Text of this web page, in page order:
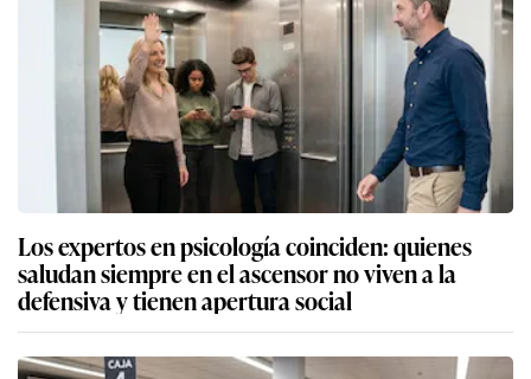
Los expertos en psicología coinciden: quienes
saludan siempre en el ascensor no viven a la
defensiva y tienen apertura social